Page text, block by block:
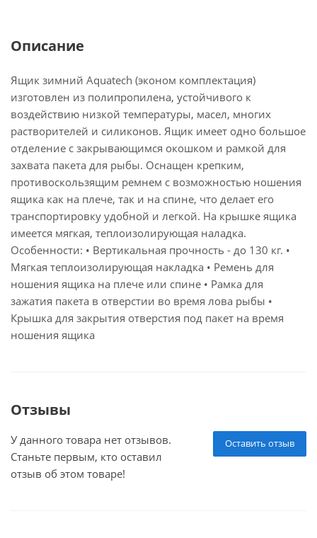
Описание
Ящик зимний Aquatech (эконом комплектация)
изготовлен из полипропилена, устойчивого к
воздействию низкой температуры, масел, многих
растворителей и силиконов. Ящик имеет одно большое
отделение с закрывающимся окошком и рамкой для
захвата пакета для рыбы. Оснащен крепким,
противоскользящим ремнем с возможностью ношения
ящика как на плече, так и на спине, что делает его
транспортировку удобной и легкой. На крышке ящика
имеется мягкая, теплоизолирующая наладка.
Особенности: • Вертикальная прочность - до 130 кг. •
Мягкая теплоизолирующая накладка • Ремень для
ношения ящика на плече или спине • Рамка для
зажатия пакета в отверстии во время лова рыбы •
Крышка для закрытия отверстия под пакет на время
ношения ящика
Отзывы
Оставить отзыв
У данного товара нет отзывов.
Станьте первым, кто оставил
отзыв об этом товаре!